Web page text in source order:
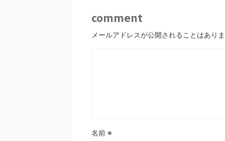
comment
メールアドレスが公開されることはあり
名前 ※